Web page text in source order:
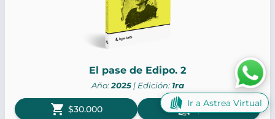
El pase de Edipo. 2
Año:2025| Edición: 1ra
shopping_cart $30.000 $5000
Ir a Astrea Virtual